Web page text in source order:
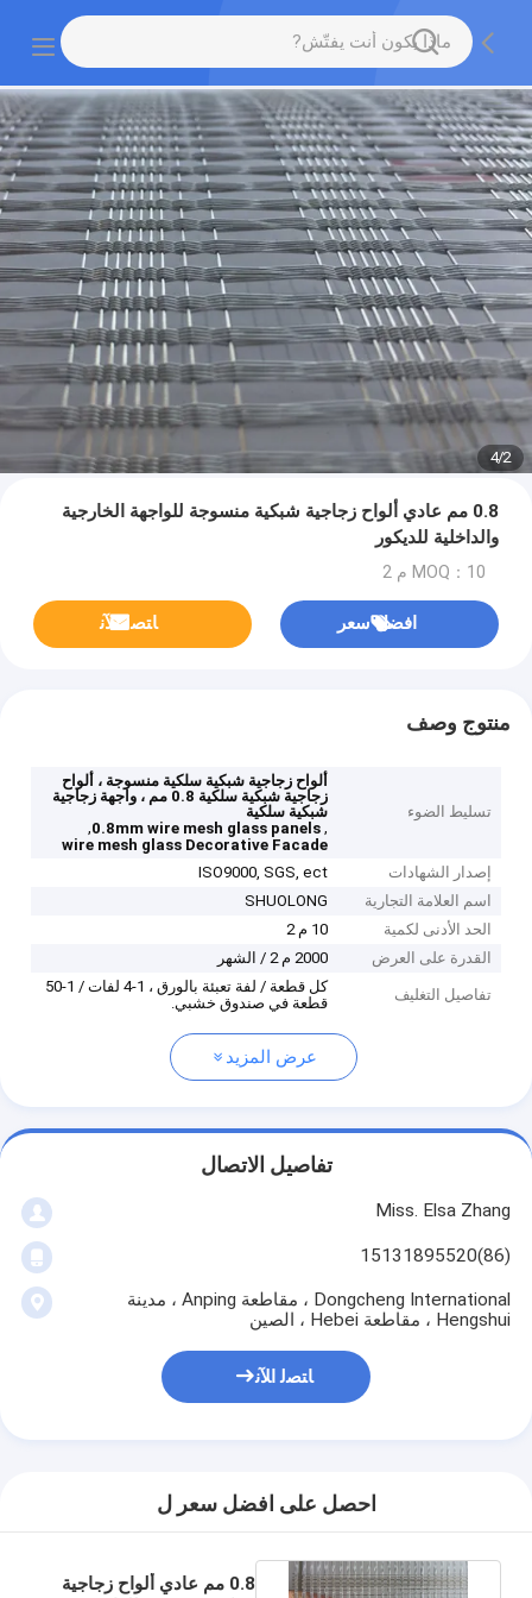
2
/
4
0.8 مم عادي ألواح زجاجية شبكية منسوجة للواجهة الخارجية
والداخلية للديكور
MOQ：10 م 2
افضل سعر ﺎﺘﺼﻟ ﺍﻶﻧ
منتوج وصف
تسليط الضوء
ألواح زجاجية شبكية سلكية منسوجة ، ألواح
زجاجية شبكية سلكية 0.8 مم ، واجهة زجاجية
شبكية سلكية
,
0.8mm wire mesh glass panels
,
wire mesh glass Decorative Facade
إصدار الشهادات
ISO9000, SGS, ect
اسم العلامة التجارية
SHUOLONG
الحد الأدنى لكمية
10 م 2
القدرة على العرض
2000 م 2 / الشهر
تفاصيل التغليف
كل قطعة / لفة تعبئة بالورق ، 1-4 لفات / 1-50
قطعة في صندوق خشبي.
عرض المزيد
تفاصيل الاتصال
Miss. Elsa Zhang
(86)15131895520
Dongcheng International ، مقاطعة Anping ، مدينة
Hengshui ، مقاطعة Hebei ، الصين
ﺎﺘﺼﻟ ﺍﻶﻧ
احصل على افضل سعر ل
0.8 مم عادي ألواح زجاجية